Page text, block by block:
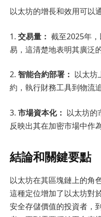
以太坊的增長和效用可以
1. 交易量： 截至2025年
易，這清楚地表明其廣泛
2. 智能合約部署： 以太坊
約，執行財務工具到物流
3. 市場資本化： 以太坊的
反映出其在加密市場中作
結論和關鍵要點
以太坊在其區塊鏈上的角
這種定位增加了以太坊對
安全存儲價值的投資者，